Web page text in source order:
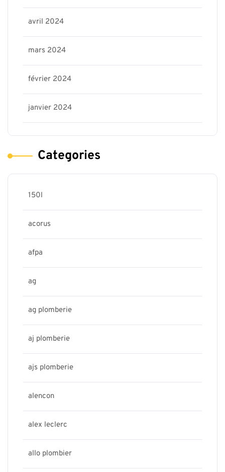
avril 2024
mars 2024
février 2024
janvier 2024
Categories
150l
acorus
afpa
ag
ag plomberie
aj plomberie
ajs plomberie
alencon
alex leclerc
allo plombier